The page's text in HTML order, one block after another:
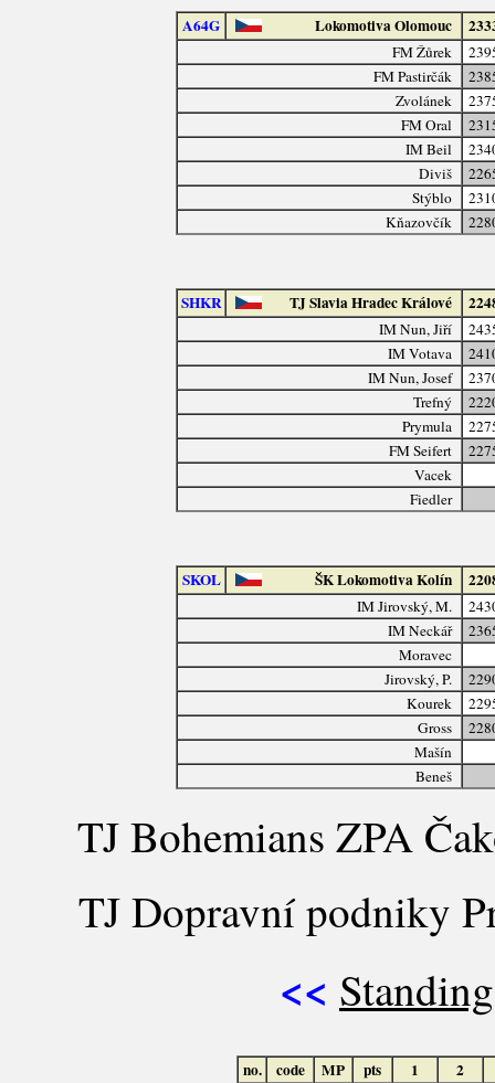
A64G Lokomotiva Olomouc
FM Žůrek
FM Pastirčák
Zvolánek
FM Oral
IM Beil
Diviš
Stýblo
Kňazovčík
SHKR TJ Slavia Hradec Králové
IM Nun, Jiří
IM Votava
IM Nun, Josef
Trefný
Prymula
FM Seifert
Vacek
Fiedler
SKOL ŠK Lokomotiva Kolín
IM Jirovský, M.
IM Neckář
Moravec
Jirovský, P.
Kourek
Gross
Mašín
Beneš
TJ Bohemians ZPA
TJ Dopravní podniky
<<
no. code MP pts 1 2